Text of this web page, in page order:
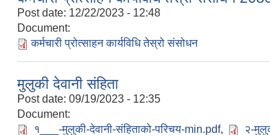
Post date: 12/22/2023 - 12:48
Document:
कर्मचारी प्रोत्साहन कार्यविधि तेस्रो संसोधन
मुलुकी देवानी संहिता
Post date: 09/19/2023 - 12:35
Document:
१___-मुलुकी-देवानी-संहिताको-परिचय-min.pdf, २-